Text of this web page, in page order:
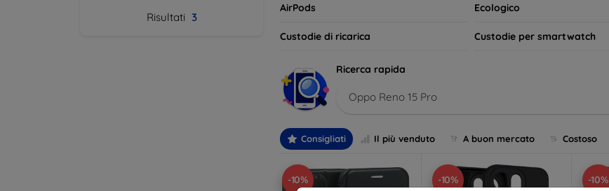
Risultati 3
AirPods Ecologico
Custodie di ricarica Custodie per smartwatch
Ricerca rapida
Oppo Reno 15 Pro
Consigliati Il più venduto A buon mercato Costoso
-10% -10% -10%